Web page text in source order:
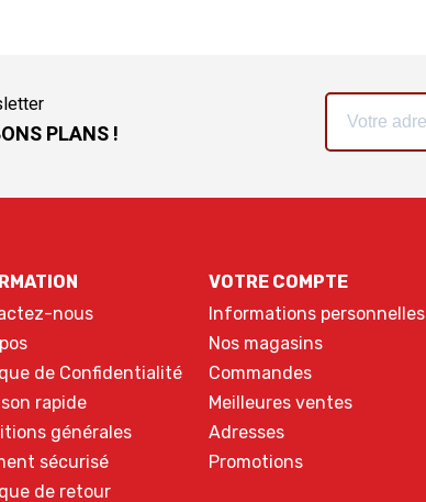
PLANS !
nous
de Confidentialité
rapide
générales
sécurisé
de retour
VOTRE COMPTE
Informations personnelles
Nos magasins
Commandes
Meilleures ventes
Adresses
Promotions